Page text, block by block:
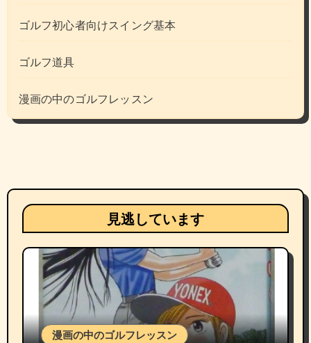
ゴルフ初心者向けスイング基本
ゴルフ道具
漫画の中のゴルフレッスン
見逃しています
漫画の中のゴルフレッスン